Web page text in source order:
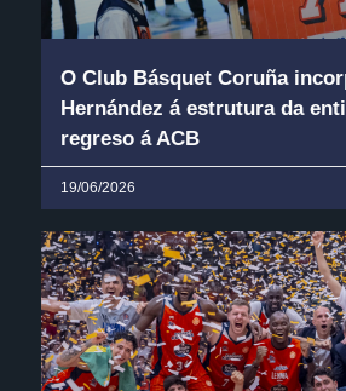
O Club Básquet Coruña
Hernández á estrutura da
regreso á ACB
19/06/2026